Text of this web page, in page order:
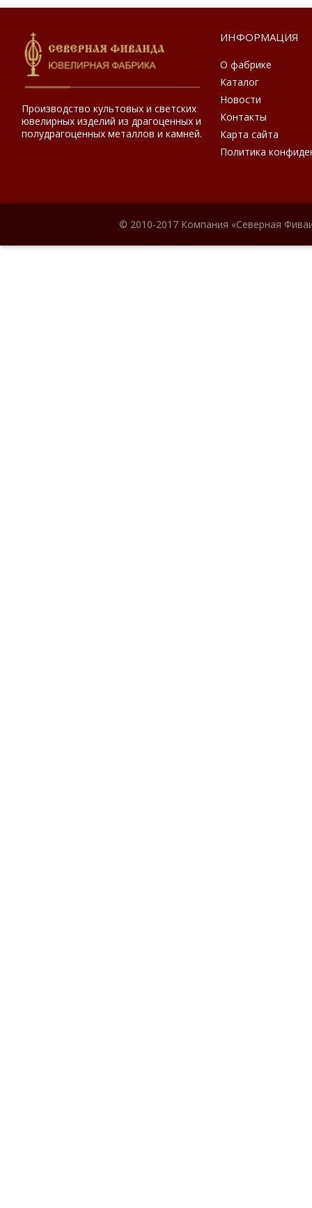
Производство культовых и светских
ювелирных изделий из драгоценных и
полудрагоценных металлов и камней.
ИНФОРМАЦИЯ
О фабрике
Каталог
Новости
Контакты
Карта сайта
Политика
© 2010-2017 Компания «Северная